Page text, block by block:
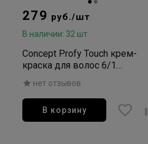
279 руб./шт
В наличии: 32 шт
Concept Profy Touch крем-
краска для волос 6/1
пепельно-русый 100мл
нет отзывов
В корзину